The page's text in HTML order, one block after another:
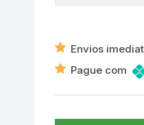
Envios
Pague com